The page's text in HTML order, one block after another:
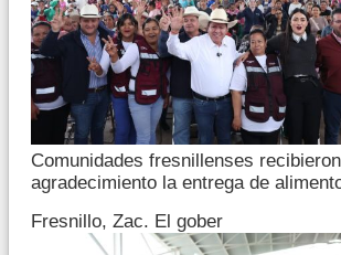
Comunidades fresnillenses
agradecimiento la entrega de
Fresnillo, Zac. El gober